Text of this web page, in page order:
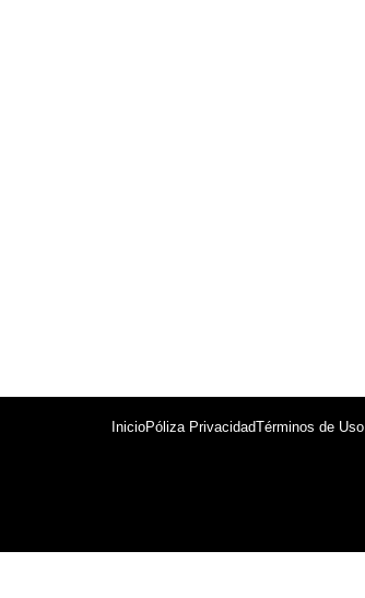
InicioPóliza PrivacidadTérminos de Uso